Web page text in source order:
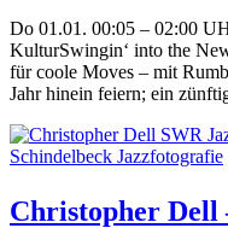
Do 01.01. 00:05 – 02:00
KulturSwingin‘ into the
für coole Moves – mit
Jahr hinein feiern; ein
Christopher Dell